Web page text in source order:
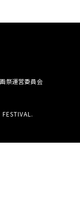
祭運営委員会